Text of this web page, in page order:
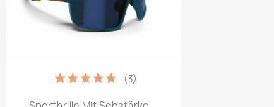
Vorschau
(3)